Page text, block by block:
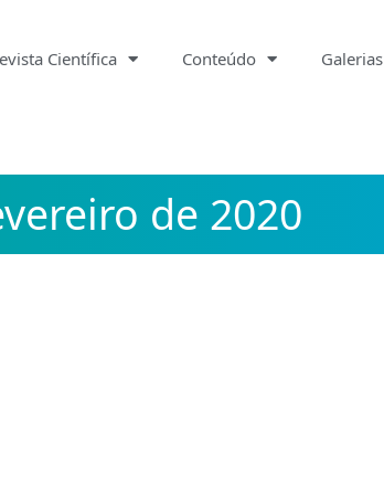
Científica Conteúdo Galerias
de 2020